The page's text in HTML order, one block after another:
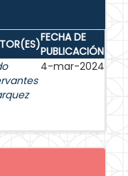
FECHA DE
PUBLICACIÓN
4-mar-2024